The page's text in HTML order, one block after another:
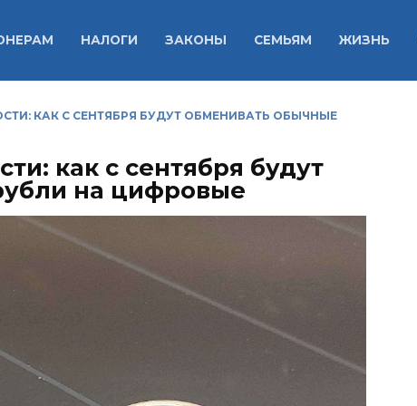
НАЛОГИ ЗАКОНЫ СЕМЬЯМ ЖИЗНЬ
КАК С СЕНТЯБРЯ БУДУТ ОБМЕНИВАТЬ ОБЫЧНЫЕ
как с сентября будут
на цифровые